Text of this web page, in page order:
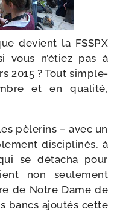
devient la FSSPX
vous n’é­tiez pas à
2015 ? Tout sim­ple­
et en qua­li­té,
pèle­rins – avec un
dis­ci­pli­nés, à
se déta­cha pour
non seule­ment
de Notre Dame de
bancs ajou­tés cette